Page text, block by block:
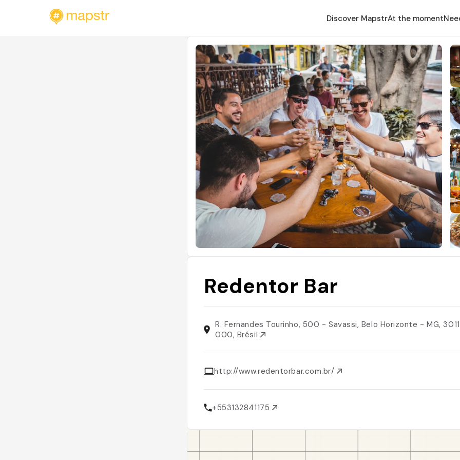
Discover MapstrAt the moment
Redentor Bar
R. Fernandes Tourinho, 500 - Savassi, Belo Horizonte - MG,
000, Brésil
http://www.redentorbar.com.br/
+553132841175